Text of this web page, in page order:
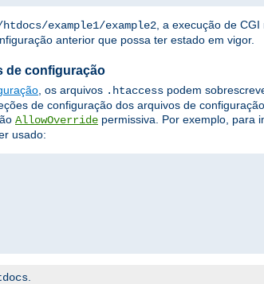
htdocs/example1/example2 , a execução de
anterior que possa ter estado em vigor.
de configuração
, os arquivos .htaccess podem
de configuração dos arquivos de
AllowOverride permissiva. Por exemplo, para
usado: